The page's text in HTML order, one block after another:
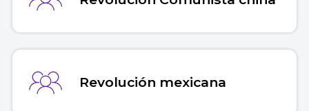
Revolución mexicana